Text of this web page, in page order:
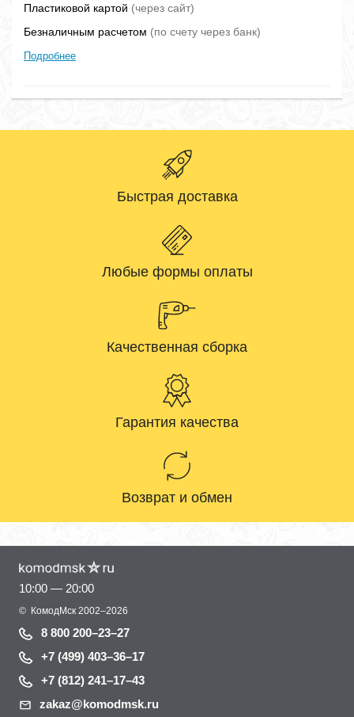
Пластиковой картой (через сайт)
Безналичным расчетом (по счету через банк)
Подробнее
Быстрая доставка
Любые формы оплаты
Качественная сборка
Гарантия качества
Возврат и обмен
10:00 — 20:00
© КомодМск 2002–2026
8 800 200–23–27
+7 (499) 403–36–17
+7 (812) 241–17–43
zakaz@komodmsk.ru